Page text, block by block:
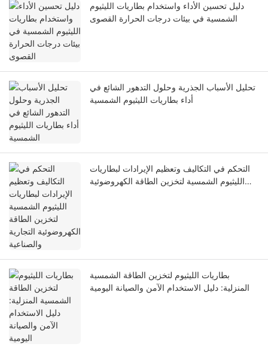
دليل تحسين الأداء واستخدام بطاريات الليثيوم
الشمسية في بيئات درجات الحرارة القصوى
تحليل الأسباب الجذرية وحلول التدهور الشائع في
أداء بطاريات الليثيوم الشمسية
التحكم في التكاليف وتعظيم الإيرادات لبطاريات
الليثيوم الشمسية لتخزين الطاقة الكهروضوئية
بطاريات الليثيوم لتخزين الطاقة الشمسية
المنزلية: دليل الاستخدام الآمن والصيانة اليومية